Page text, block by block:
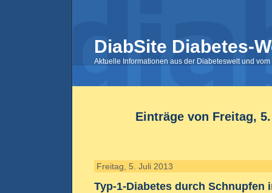
DiabSite Diabetes-
Aktuelle Informationen aus der Diabeteswelt und
Einträge von Freitag,
Freitag, 5. Juli 2013
Typ-1-Diabetes durch Schnupfen